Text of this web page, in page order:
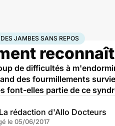
des jambes sans repos
JAMBES SANS REPOS
de difficultés à
des fourmillements
font-elles partie de ce
La rédaction d'Allo Docteurs
le 05/06/2017